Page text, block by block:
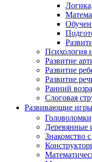
Психология
Развитие
Развитие
Развитие
Ранний
Слоговая
Развивающие
Деревянные
Знакомство